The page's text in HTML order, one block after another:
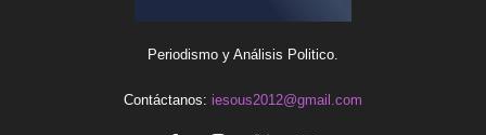
Periodismo y Análisis Politico.
Contáctanos: iesous2012@gmail.com